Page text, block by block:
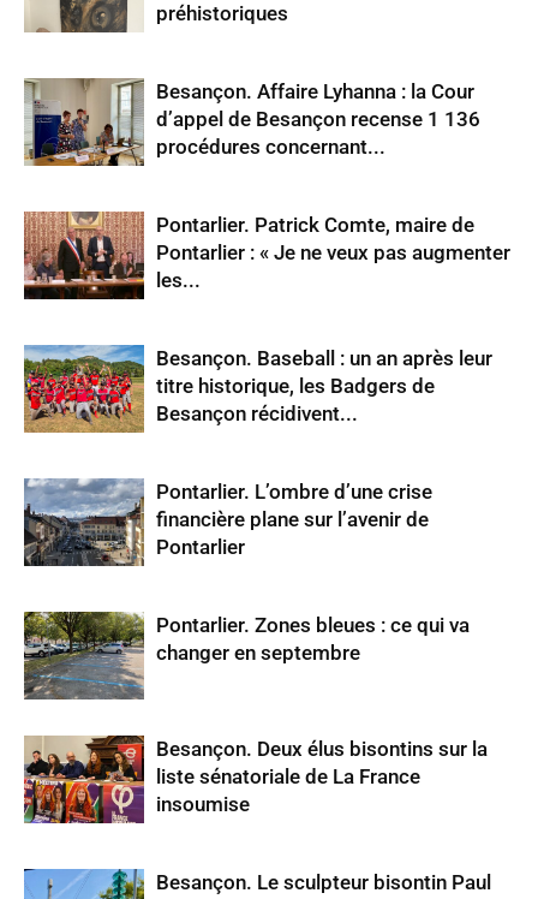
préhistoriques
Besançon. Affaire Lyhanna : la Cour
d’appel de Besançon recense 1 136
procédures concernant...
Pontarlier. Patrick Comte, maire de
Pontarlier : « Je ne veux pas augmenter
les...
Besançon. Baseball : un an après leur
titre historique, les Badgers de
Besançon récidivent...
Pontarlier. L’ombre d’une crise
financière plane sur l’avenir de
Pontarlier
Pontarlier. Zones bleues : ce qui va
changer en septembre
Besançon. Deux élus bisontins sur la
liste sénatoriale de La France
insoumise
Besançon. Le sculpteur bisontin Paul